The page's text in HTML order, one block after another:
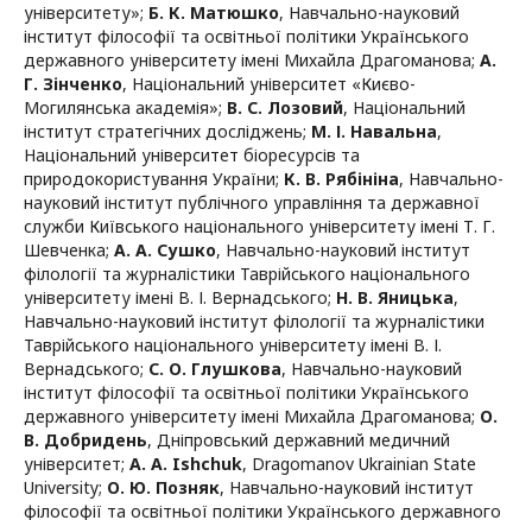
університету»; Б. К. Матюшко, Навчально-науковий
інститут філософії та освітньої політики Українського
державного університету імені Михайла Драгоманова; А.
Г. Зінченко, Національний університет «Києво-
Могилянська академія»; В. С. Лозовий, Національний
інститут стратегічних досліджень; М. І. Навальна,
Національний університет біоресурсів та
природокористування України; К. В. Рябініна, Навчально-
науковий інститут публічного управління та державної
служби Київського національного університету імені Т. Г.
Шевченка; А. А. Сушко, Навчально-науковий інститут
філології та журналістики Таврійського національного
університету імені В. І. Вернадського; Н. В. Яницька,
Навчально-науковий інститут філології та журналістики
Таврійського національного університету імені В. І.
Вернадського; С. О. Глушкова, Навчально-науковий
інститут філософії та освітньої політики Українського
державного університету імені Михайла Драгоманова; О.
В. Добридень, Дніпровський державний медичний
університет; A. A. Ishchuk, Dragomanov Ukrainian State
University; О. Ю. Позняк, Навчально-науковий інститут
філософії та освітньої політики Українського державного